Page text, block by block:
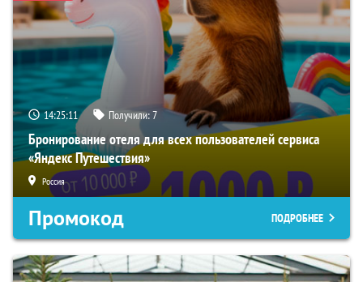
14:25:10 Получили:7
Бронирование отеля для всех пользователей сервиса
«Яндекс Путешествия»
Россия
Промокод ПОДРОБНЕЕ